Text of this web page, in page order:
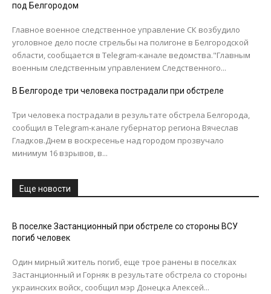
под Белгородом
Главное военное следственное управление СК возбудило
уголовное дело после стрельбы на полигоне в Белгородской
области, сообщается в Telegram-канале ведомства."Главным
военным следственным управлением Следственного...
В Белгороде три человека пострадали при обстреле
Три человека пострадали в результате обстрела Белгорода,
сообщил в Telegram-канале губернатор региона Вячеслав
Гладков.Днем в воскресенье над городом прозвучало
минимум 16 взрывов, в...
Еще новости
В поселке Застанционный при обстреле со стороны ВСУ
погиб человек
Один мирный житель погиб, еще трое ранены в поселках
Застанционный и Горняк в результате обстрела со стороны
украинских войск, сообщил мэр Донецка Алексей...